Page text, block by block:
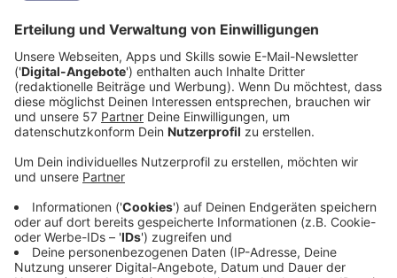
Monate alten Sohn mit massiver Gewalt getötet
zu haben, stehen am Freitag
die Plädoyers an. Die Urteilsverkündung ist auf den
10. September vertagt worden. Das Kind ist im
März an den Folgen eines Schädelbruchs
gestorben, der Mann ist zu der Zeit mit dem
Säugling allein in der Wohnung gewesen. Er
wirft ihm Totschlag vor.